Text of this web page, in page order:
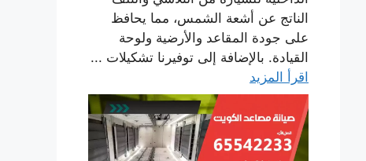
الناتج عن أشعة الشمس، مما يحافظ
على جودة المقاعد والأرضية ولوحة
القيادة. بالإضافة إلى توفيرنا تشكيلات ...
اقرأ المزيد